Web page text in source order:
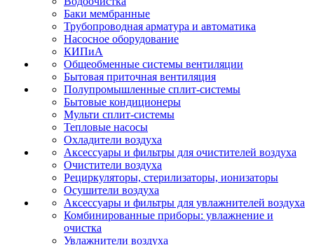
Баки мембранные
Трубопроводная арматура и автоматика
Насосное оборудование
КИПиА
Общеобменные системы вентиляции
Бытовая приточная вентиляция
Полупромышленные сплит-системы
Бытовые кондиционеры
Мульти сплит-системы
Тепловые насосы
Охладители воздуха
Аксессуары и фильтры для очистителей воздуха
Очистители воздуха
Рециркуляторы, стерилизаторы, ионизаторы
Осушители воздуха
Аксессуары и фильтры для увлажнителей воздуха
Комбинированные приборы: увлажнение и
очистка
Увлажнители воздуха